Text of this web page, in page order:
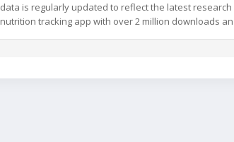
data is regularly updated to reflect the latest
nutrition tracking app with over 2 million downloads